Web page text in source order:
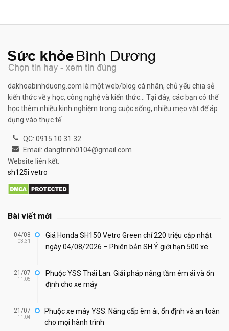
dakhoabinhduong.com là một web/blog cá nhân, chủ yếu chia sẻ
kiến thức về y học, công nghệ và kiến thức... Tại đây, các bạn có thể
học thêm nhiều kinh nghiệm trong cuộc sống, nhiều mẹo vặt để áp
dụng vào thực tế.
QC: 0915 10 31 32
Email: dangtrinh0104@gmail.com
Website liên kết:
sh125i vetro
Bài viết mới
04/08
03:31
Giá Honda SH150 Vetro Green chỉ 220 triệu cập nhật
ngày 04/08/2026 – Phiên bản SH Ý giới hạn 500 xe
21/07
11:05
Phuộc YSS Thái Lan: Giải pháp nâng tầm êm ái và ổn
định cho xe máy
21/07
11:04
Phuộc xe máy YSS: Nâng cấp êm ái, ổn định và an toàn
cho mọi hành trình